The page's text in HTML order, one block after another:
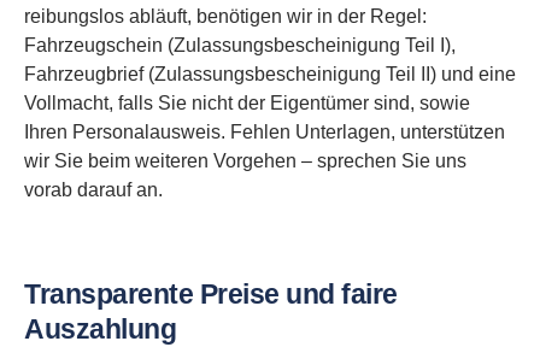
reibungslos abläuft, benötigen wir in der Regel:
Fahrzeugschein (Zulassungsbescheinigung Teil I),
Fahrzeugbrief (Zulassungsbescheinigung Teil II) und eine
Vollmacht, falls Sie nicht der Eigentümer sind, sowie
Ihren Personalausweis. Fehlen Unterlagen, unterstützen
wir Sie beim weiteren Vorgehen – sprechen Sie uns
vorab darauf an.
Transparente Preise und faire
Auszahlung